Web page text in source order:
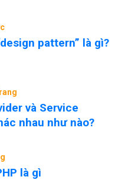
pattern” là gì?
và Service
nhau như nào?
là gì